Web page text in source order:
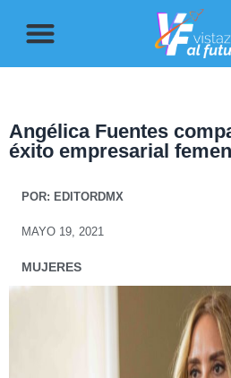
Angélica Fuentes
éxito empresarial
POR: EDITORDMX
MAYO 19, 2021
MUJERES